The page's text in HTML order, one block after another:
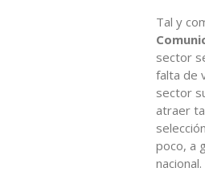
Tal y
sector
falta de
sector
atraer
poco, a
nacional.